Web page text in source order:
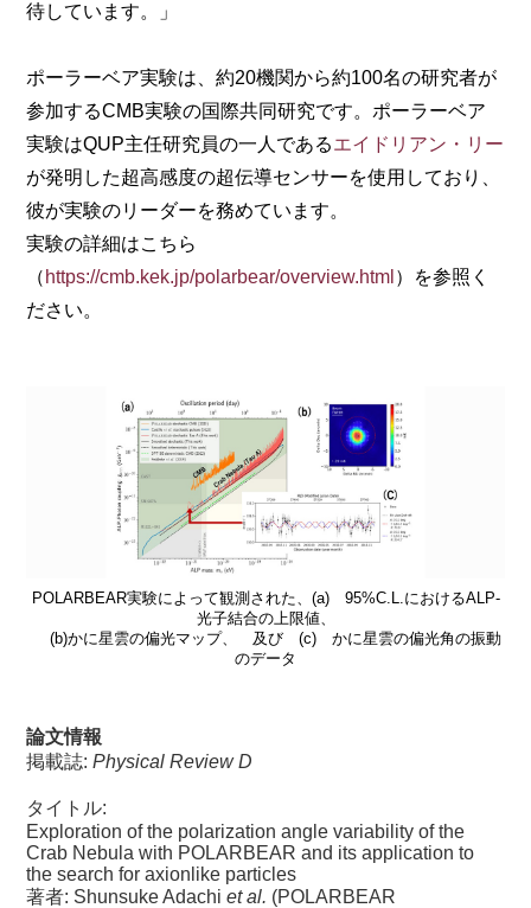
待しています。」
ポーラーベア実験は、約20機関から約100名の研究者が
参加するCMB実験の国際共同研究です。ポーラーベア
実験はQUP主任研究員の一人であるエイドリアン・リー
が発明した超高感度の超伝導センサーを使用しており、
彼が実験のリーダーを務めています。
実験の詳細はこちら
（ https://cmb.kek.jp/polarbear/overview.html ）を参照く
ださい。
POLARBEAR実験によって観測された、(a) 95%C.L.におけるALP-
光子結合の上限値、
(b)かに星雲の偏光マップ、 及び (c) かに星雲の偏光角の振動
のデータ
論文情報
掲載誌:Physical Review D
タイトル:
Exploration of the polarization angle variability of the
Crab Nebula with POLARBEAR and its application to
the search for axionlike particles
著者: Shunsuke Adachiet al. (POLARBEAR